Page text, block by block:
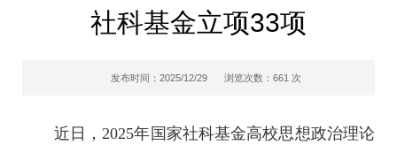
社科基金立项33项
发布时间：2025/12/29 浏览次数： 661 次
近日，2025年国家社科基金高校思想政治理论